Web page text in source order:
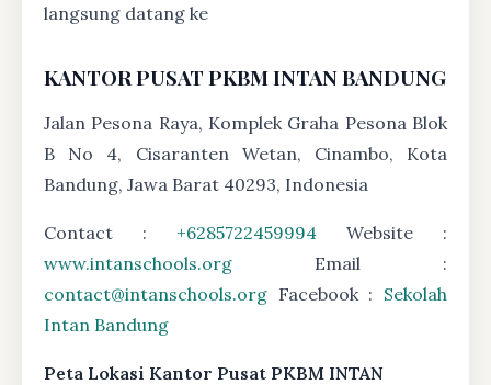
langsung datang ke
KANTOR PUSAT PKBM INTAN BANDUNG
Jalan Pesona Raya, Komplek Graha Pesona Blok
B No 4, Cisaranten Wetan, Cinambo, Kota
Bandung, Jawa Barat 40293, Indonesia
Contact : +6285722459994 Website :
www.intanschools.org Email :
contact@intanschools.org Facebook : Sekolah
Intan Bandung
Peta Lokasi Kantor Pusat PKBM INTAN